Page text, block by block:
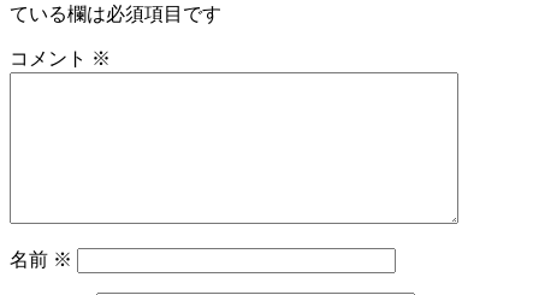
ている欄は必須項目です
コメント ※
名前 ※